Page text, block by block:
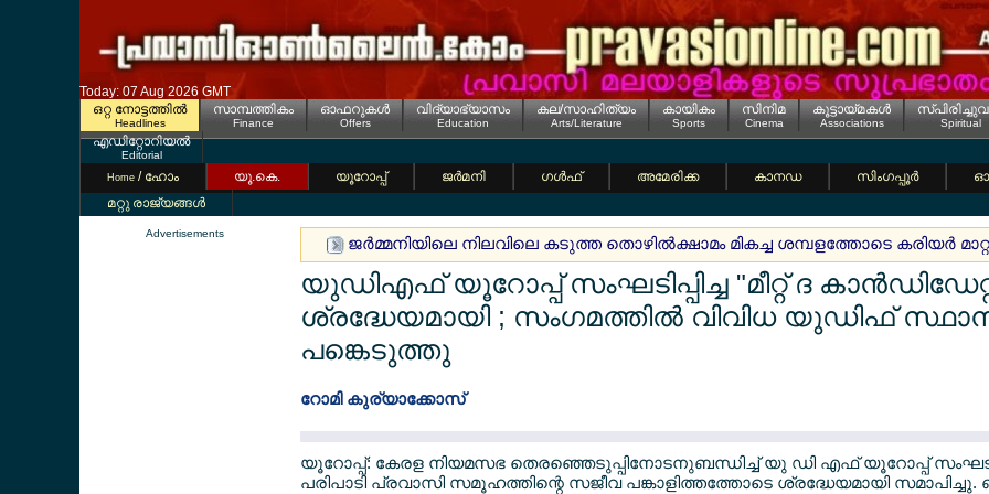
Today: 07 Aug 2026 GMT
ഒറ്റ നോട്ടത്തില്‍
Headlines
സാമ്പത്തികം
Finance
ഓഫറുകള്‍
Offers
വിദ്യാഭ്യാസം
Education
കല/സാഹിത്യം
Arts/Literature
കായികം
Sports
സിനിമ
Cinema
കൂട്ടായ്മകള്‍
Associations Spiritual
എഡിറ്റോറിയല്‍
Editorial
Home / ഹോം യൂ.കെ. യൂറോപ്പ് ജര്‍മനി ഗള്‍ഫ് അമേരിക്ക കാനഡ സിംഗപ്പൂര്‍
മറ്റു രാജ്യങ്ങള്‍
Advertisements
ജര്‍മ്മനിയിലെ നിലവിലെ കടുത്ത തൊഴില്‍ക്ഷാമം മികച്ച ശമ്പളത്തോടെ കരിയര്‍
യുഡിഎഫ് യൂറോപ്പ് സംഘടിപ്പിച്ച "മീറ്റ് ദ
ശ്രദ്ധേയമായി ; സംഗമത്തില്‍ വിവിധ യുഡിഫ്
പങ്കെടുത്തു
റോമി കുര്യാക്കോസ്
യൂറോപ്പ്: കേരള നിയമസഭ തെരഞ്ഞെടുപ്പിനോടനുബന്ധിച്ച് യു ഡി എഫ് യൂറോപ്പ്
പരിപാടി പ്രവാസി സമൂഹത്തിന്റെ സജീവ പങ്കാളിത്തത്തോടെ ശ്രദ്ധേയമായി